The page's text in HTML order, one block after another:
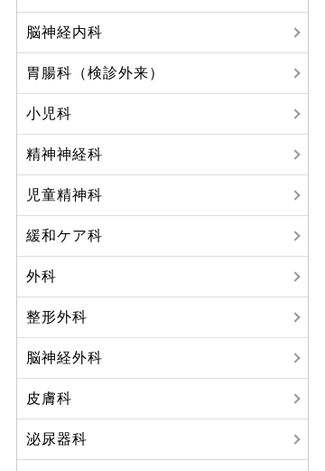
脳神経内科
胃腸科（検診外来）
小児科
精神神経科
児童精神科
緩和ケア科
外科
整形外科
脳神経外科
皮膚科
泌尿器科